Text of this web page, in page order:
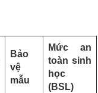
Bảo
vệ
mẫu
Mức an
toàn sinh
học
(BSL)